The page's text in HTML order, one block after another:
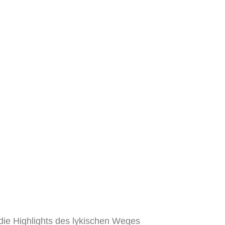
Highlights des lykischen Weges